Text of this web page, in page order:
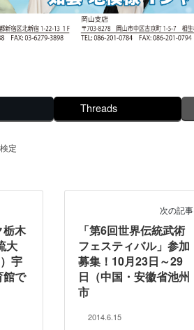
Threads
定
栃木
大
宇
館で
次の記事
「第6回世界伝統武術
フェスティバル」参加
募集！10月23日～29
日（中国・安徽省池州
市
2014.6.15